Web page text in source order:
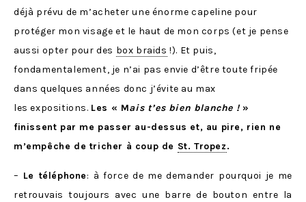
déjà prévu de m’acheter une énorme capeline pour
protéger mon visage et le haut de mon corps (et je pense
aussi opter pour des box braids !). Et puis,
fondamentalement, je n’ai pas envie d’être toute fripée
dans quelques années donc j’évite au max
les expositions. Les « Mais t’es bien blanche !»
finissent par me passer au-dessus et, au pire, rien ne
m’empêche de tricher à coup de St. Tropez.
– Le téléphone: à force de me demander pourquoi je me
retrouvais toujours avec une barre de bouton entre la